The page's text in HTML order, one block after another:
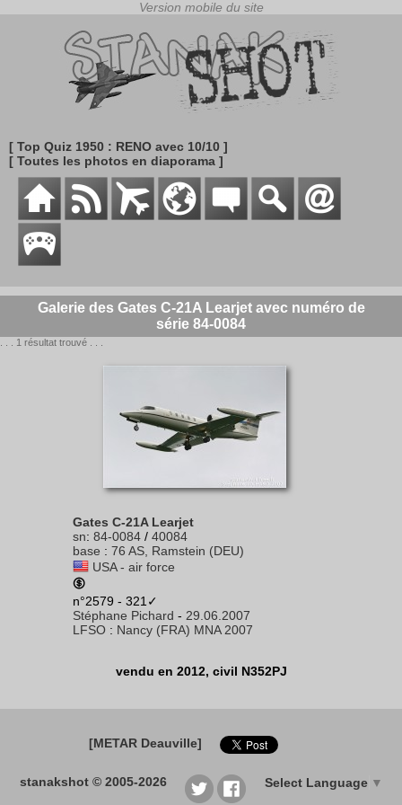
[ Top Quiz 1950 : RENO avec 10/10 ]
[ Toutes les photos en diaporama ]
Galerie des Gates C-21A Learjet avec numéro de
série 84-0084
. . . 1 résultat trouvé . . .
Gates C-21A Learjet
sn: 84-0084 / 40084
base : 76 AS, Ramstein (DEU)
USA - air force
n°2579 - 321✓
Stéphane Pichard - 29.06.2007
LFSO : Nancy (FRA) MNA 2007
vendu en 2012, civil N352PJ
[METAR Deauville]
stanakshot © 2005-2026 Select Language ▼